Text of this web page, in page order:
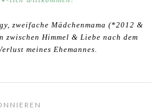
zweifache Mädchenmama (*2012 &
zwischen Himmel & Liebe nach dem
meines Ehemannes.